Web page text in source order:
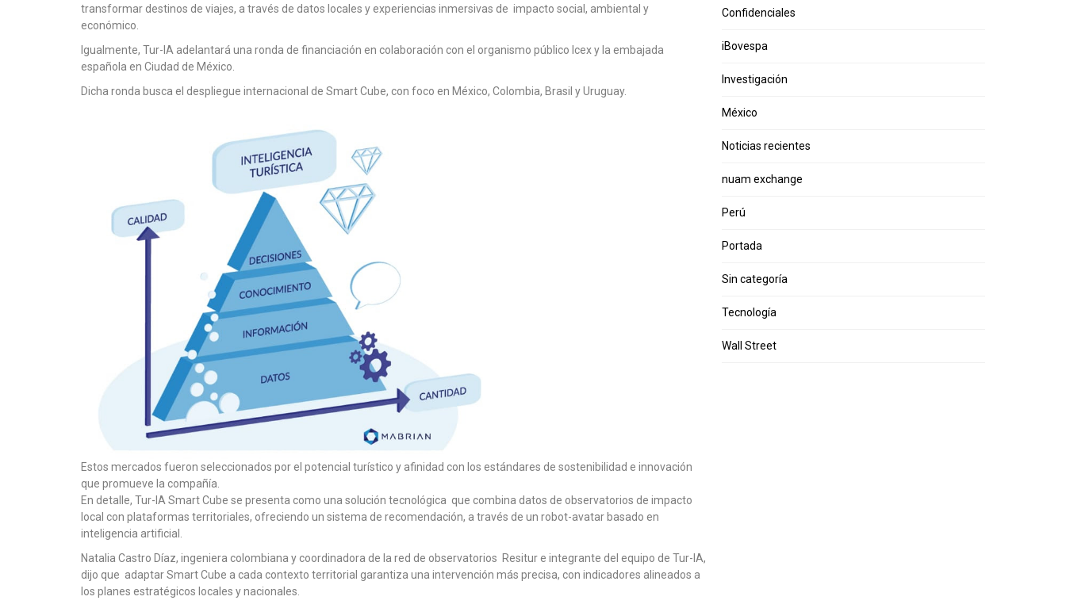
transformar destinos de viajes, a través de datos locales y experiencias inmersivas de impacto social, ambiental y
económico.
Igualmente, Tur-IA adelantará una ronda de financiación en colaboración con el organismo público Icex y la embajada
española en Ciudad de México.
Dicha ronda busca el despliegue internacional de Smart Cube, con foco en México, Colombia, Brasil y Uruguay.
Estos mercados fueron seleccionados por el potencial turístico y afinidad con los estándares de sostenibilidad e innovación
que promueve la compañía.
En detalle, Tur-IA Smart Cube se presenta como una solución tecnológica que combina datos de observatorios de impacto
local con plataformas territoriales, ofreciendo un sistema de recomendación, a través de un robot-avatar basado en
inteligencia artificial.
Natalia Castro Díaz, ingeniera colombiana y coordinadora de la red de observatorios Resitur e integrante del equipo de Tur-IA,
dijo que adaptar Smart Cube a cada contexto territorial garantiza una intervención más precisa, con indicadores alineados a
los planes estratégicos locales y nacionales.
Confidenciales
iBovespa
Investigación
México
Noticias recientes
nuam exchange
Perú
Portada
Sin categoría
Tecnología
Wall Street